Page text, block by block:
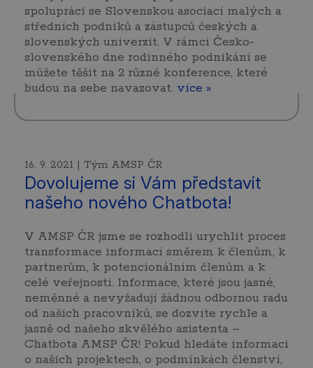
spolupráci se Slovenskou asociací malých a
středních podniků a zástupců českých a
slovenských univerzit. V rámci Česko-
slovenského dne rodinného podnikání se
můžete těšit na 2 různé konference, které
budou na sebe navazovat. více »
16. 9. 2021 | Tým AMSP ČR
Dovolujeme si Vám představit
našeho nového Chatbota!
V AMSP ČR jsme se rozhodli urychlit proces
transformace informací směrem k členům, k
partnerům, k potencionálním členům a k
celé veřejnosti. Informace, které jsou jasné,
neměnné a nevyžadují žádnou odbornou radu
od našich pracovníků, se dozvíte rychle a
jasně od našeho skvělého asistenta –
Chatbota AMSP ČR! Pokud hledáte informaci
o našich projektech, o podmínkách členství,